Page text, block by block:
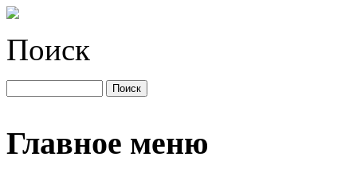
Поиск
Главное меню